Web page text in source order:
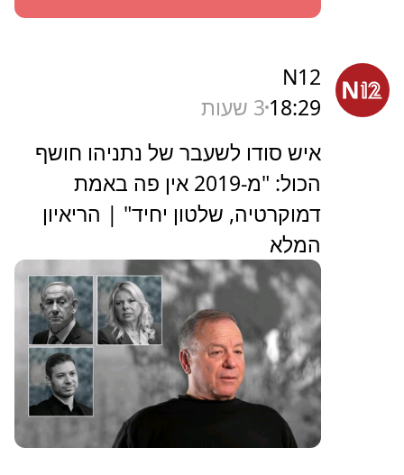
N12
18:29 3 שעות
איש סודו לשעבר של נתניהו חושף
הכול: "מ-2019 אין פה באמת
דמוקרטיה, שלטון יחיד" | הריאיון
המלא